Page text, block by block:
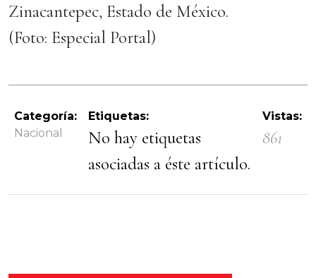
Zinacantepec, Estado de México.
(Foto: Especial Portal)
Categoría:
Nacional
Etiquetas:
No hay etiquetas
asociadas a éste artículo.
Vistas:
861